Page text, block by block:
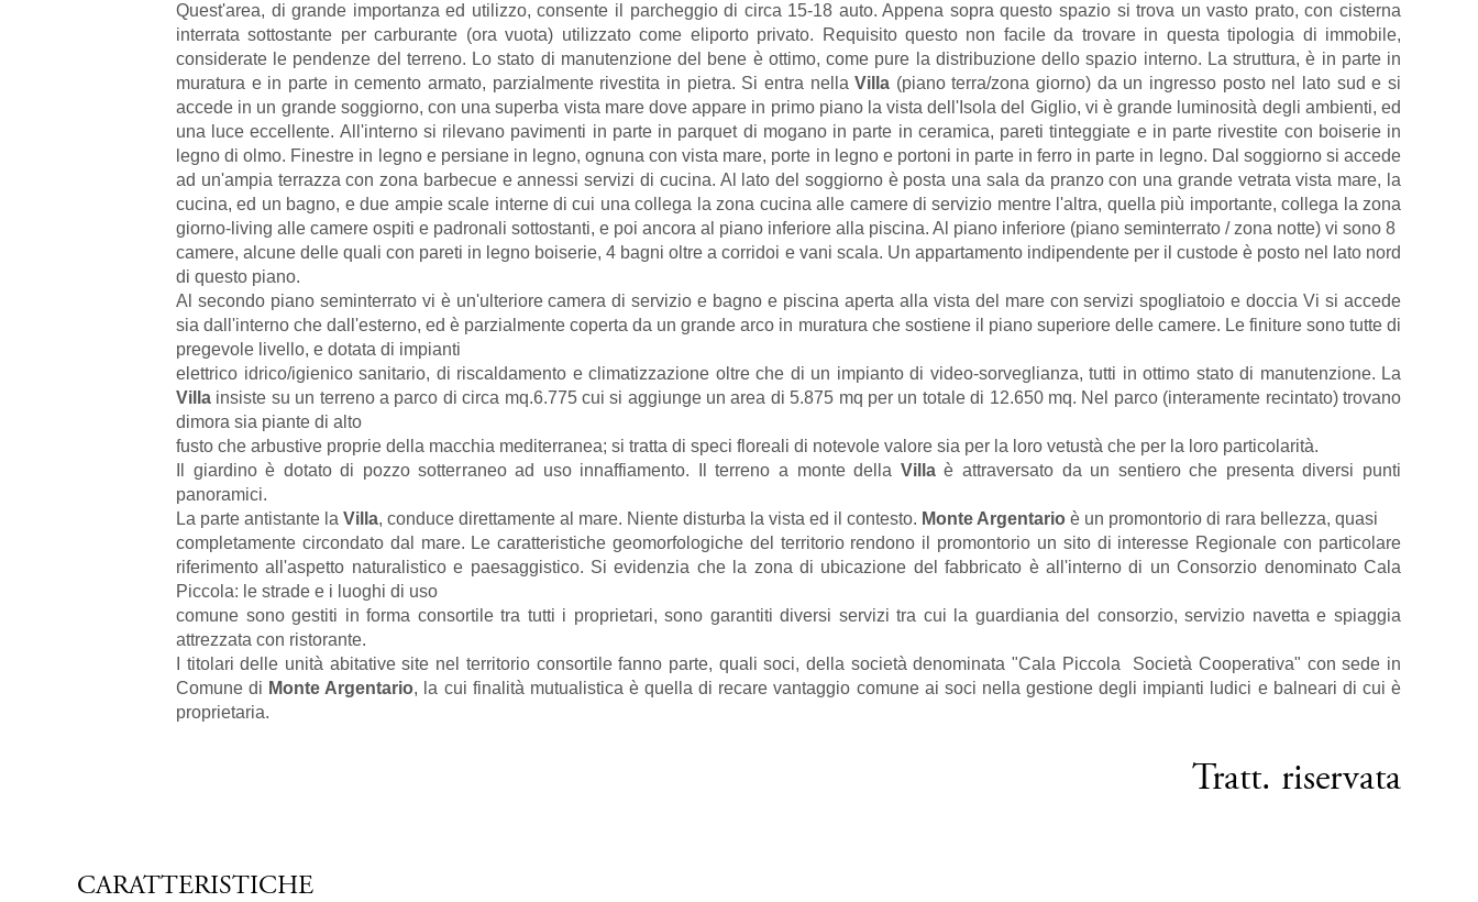
Quest'area, di grande importanza ed utilizzo, consente il parcheggio di circa 15-18 auto. Appena sopra questo spazio si trova un vasto prato, con cisterna
interrata sottostante per carburante (ora vuota) utilizzato come eliporto privato. Requisito questo non facile da trovare in questa tipologia di immobile,
considerate le pendenze del terreno. Lo stato di manutenzione del bene è ottimo, come pure la distribuzione dello spazio interno. La struttura, è in parte in
muratura e in parte in cemento armato, parzialmente rivestita in pietra. Si entra nellaVilla (piano terra/zona giorno) da un ingresso posto nel lato sud e si
accede in un grande soggiorno, con una superba vista mare dove appare in primo piano la vista dell'Isola del Giglio, vi è grande luminosità degli ambienti, ed
una luce eccellente. All'interno si rilevano pavimenti in parte in parquet di mogano in parte in ceramica, pareti tinteggiate e in parte rivestite con boiserie in
legno di olmo. Finestre in legno e persiane in legno, ognuna con vista mare, porte in legno e portoni in parte in ferro in parte in legno. Dal soggiorno si accede
ad un'ampia terrazza con zona barbecue e annessi servizi di cucina. Al lato del soggiorno è posta una sala da pranzo con una grande vetrata vista mare, la
cucina, ed un bagno, e due ampie scale interne di cui una collega la zona cucina alle camere di servizio mentre l'altra, quella più importante, collega la zona
giorno-living alle camere ospiti e padronali sottostanti, e poi ancora al piano inferiore alla piscina. Al piano inferiore (piano seminterrato / zona notte) vi sono 8
camere, alcune delle quali con pareti in legno boiserie, 4 bagni oltre a corridoi e vani scala. Un appartamento indipendente per il custode è posto nel lato nord
di questo piano.
Al secondo piano seminterrato vi è un'ulteriore camera di servizio e bagno e piscina aperta alla vista del mare con servizi spogliatoio e doccia Vi si accede
sia dall'interno che dall'esterno, ed è parzialmente coperta da un grande arco in muratura che sostiene il piano superiore delle camere. Le finiture sono tutte di
pregevole livello, e dotata di impianti
elettrico idrico/igienico sanitario, di riscaldamento e climatizzazione oltre che di un impianto di video-sorveglianza, tutti in ottimo stato di manutenzione. La
Villa insiste su un terreno a parco di circa mq.6.775 cui si aggiunge un area di 5.875 mq per un totale di 12.650 mq. Nel parco (interamente recintato) trovano
dimora sia piante di alto
fusto che arbustive proprie della macchia mediterranea; si tratta di speci floreali di notevole valore sia per la loro vetustà che per la loro particolarità.
Il giardino è dotato di pozzo sotterraneo ad uso innaffiamento. Il terreno a monte della Villaè attraversato da un sentiero che presenta diversi punti
panoramici.
La parte antistante la Villa, conduce direttamente al mare. Niente disturba la vista ed il contesto. Monte Argentario è un promontorio di rara bellezza, quasi
completamente circondato dal mare. Le caratteristiche geomorfologiche del territorio rendono il promontorio un sito di interesse Regionale con particolare
riferimento all'aspetto naturalistico e paesaggistico. Si evidenzia che la zona di ubicazione del fabbricato è all'interno di un Consorzio denominato Cala
Piccola: le strade e i luoghi di uso
comune sono gestiti in forma consortile tra tutti i proprietari, sono garantiti diversi servizi tra cui la guardiania del consorzio, servizio navetta e spiaggia
attrezzata con ristorante.
I titolari delle unità abitative site nel territorio consortile fanno parte, quali soci, della società denominata "Cala Piccola  Società Cooperativa" con sede in
Comune di Monte Argentario, la cui finalità mutualistica è quella di recare vantaggio comune ai soci nella gestione degli impianti ludici e balneari di cui è
proprietaria.
Tratt. riservata
CARATTERISTICHE